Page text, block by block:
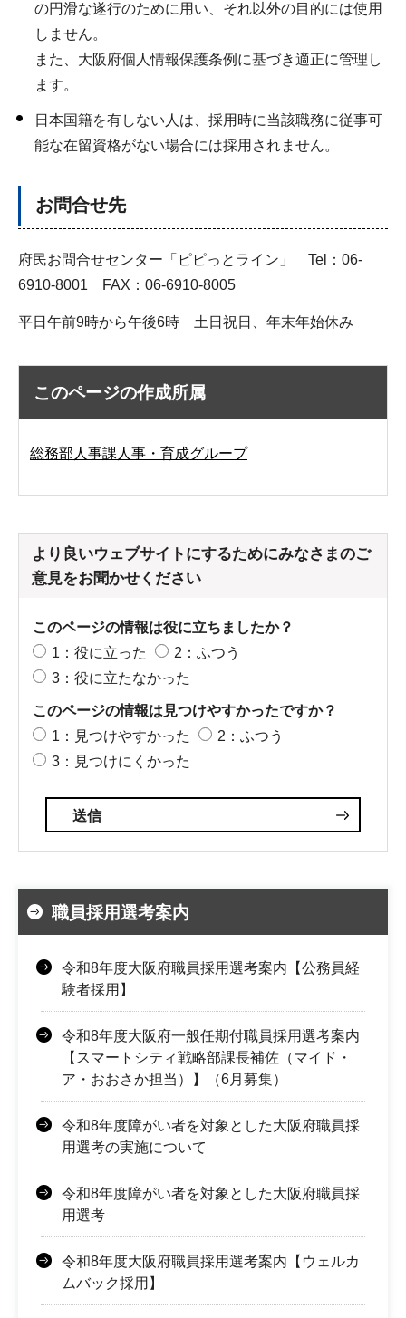
の円滑な遂行のために用い、それ以外の目的には使用
しません。
また、大阪府個人情報保護条例に基づき適正に管理し
ます。
日本国籍を有しない人は、採用時に当該職務に従事可
能な在留資格がない場合には採用されません。
お問合せ先
府民お問合せセンター「ピピっとライン」 Tel：06-
6910-8001 FAX：06-6910-8005
平日午前9時から午後6時 土日祝日、年末年始休み
このページの作成所属
総務部人事課人事・育成グループ
より良いウェブサイトにするためにみなさまのご
意見をお聞かせください
このページの情報は役に立ちましたか？
1：役に立った
2：ふつう
3：役に立たなかった
このページの情報は見つけやすかったですか？
1：見つけやすかった
2：ふつう
3：見つけにくかった
職員採用選考案内
令和8年度大阪府職員採用選考案内【公務員経
験者採用】
令和8年度大阪府一般任期付職員採用選考案内
【スマートシティ戦略部課長補佐（マイド・
ア・おおさか担当）】（6月募集）
令和8年度障がい者を対象とした大阪府職員採
用選考の実施について
令和8年度障がい者を対象とした大阪府職員採
用選考
令和8年度大阪府職員採用選考案内【ウェルカ
ムバック採用】